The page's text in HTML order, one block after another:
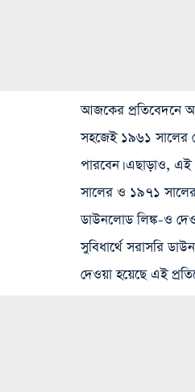
আজকের প্রতিবেদনে
সহজেই ১৯৬১ সালের
পারবেন। এছাড়াও,
সালের ও ১৯৭১
ডাউনলোড লিঙ্ক-ও
সুবিধার্থে সরাসরি
দেওয়া হয়েছে এই